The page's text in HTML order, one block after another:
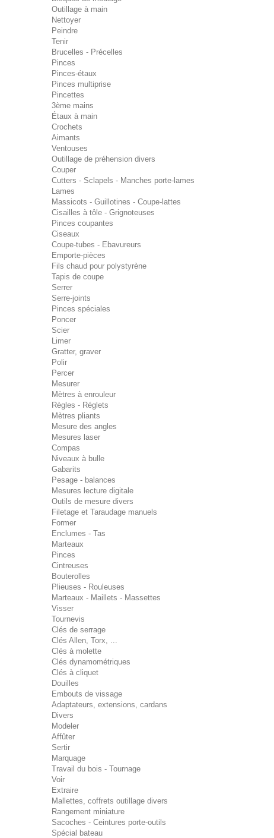
Outillage à main
Nettoyer
Peindre
Tenir
Brucelles - Précelles
Pinces
Pinces-étaux
Pinces multiprise
Pincettes
3ème mains
Étaux à main
Crochets
Aimants
Ventouses
Outillage de préhension divers
Couper
Cutters - Sclapels - Manches porte-lames
Lames
Massicots - Guillotines - Coupe-lattes
Cisailles à tôle - Grignoteuses
Pinces coupantes
Ciseaux
Coupe-tubes - Ebavureurs
Emporte-pièces
Fils chaud pour polystyrène
Tapis de coupe
Serrer
Serre-joints
Pinces spéciales
Poncer
Scier
Limer
Gratter, graver
Polir
Percer
Mesurer
Mètres à enrouleur
Règles - Réglets
Mètres pliants
Mesure des angles
Mesures laser
Compas
Niveaux à bulle
Gabarits
Pesage - balances
Mesures lecture digitale
Outils de mesure divers
Filetage et Taraudage manuels
Former
Enclumes - Tas
Marteaux
Pinces
Cintreuses
Bouterolles
Plieuses - Rouleuses
Marteaux - Maillets - Massettes
Visser
Tournevis
Clés de serrage
Clés Allen, Torx, ...
Clés à molette
Clés dynamométriques
Clés à cliquet
Douilles
Embouts de vissage
Adaptateurs, extensions, cardans
Divers
Modeler
Affûter
Sertir
Marquage
Travail du bois - Tournage
Voir
Extraire
Mallettes, coffrets outillage divers
Rangement miniature
Sacoches - Ceintures porte-outils
Spécial bateau